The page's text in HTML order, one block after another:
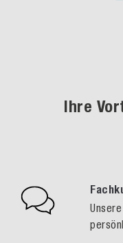
Ihre